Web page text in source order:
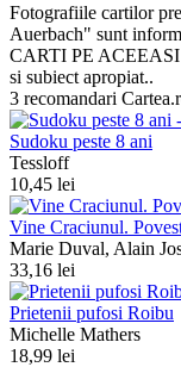
Fotografiile cartilor
Auerbach" sunt
CARTI PE
si subiect apropiat..
3 recomandari
Sudoku peste 8 ani
Tessloff
10,45 lei
Vine Craciunul.
Marie Duval, Alain
33,16 lei
Prietenii pufosi Roibu
Michelle Mathers
18,99 lei